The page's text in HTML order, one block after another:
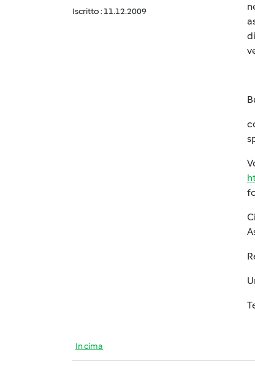
Iscritto : 11.12.2009
In cima